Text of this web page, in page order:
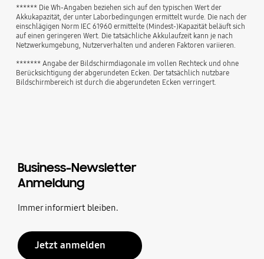
****** Die Wh-Angaben beziehen sich auf den typischen Wert der
Akkukapazität, der unter Laborbedingungen ermittelt wurde. Die nach der
einschlägigen Norm IEC 61960 ermittelte (Mindest-)Kapazität beläuft sich
auf einen geringeren Wert. Die tatsächliche Akkulaufzeit kann je nach
Netzwerkumgebung, Nutzerverhalten und anderen Faktoren variieren.
******* Angabe der Bildschirmdiagonale im vollen Rechteck und ohne
Berücksichtigung der abgerundeten Ecken. Der tatsächlich nutzbare
Bildschirmbereich ist durch die abgerundeten Ecken verringert.
Business-Newsletter
Anmeldung
Immer informiert bleiben.
Jetzt anmelden